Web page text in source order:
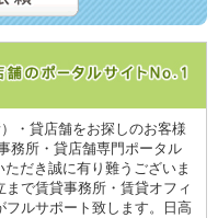
・貸店舗をお探しのお客様
務所・貸店舗専門ポータル
だき誠に有り難うございま
で賃貸事務所・賃貸オフィ
フルサポート致します。日高